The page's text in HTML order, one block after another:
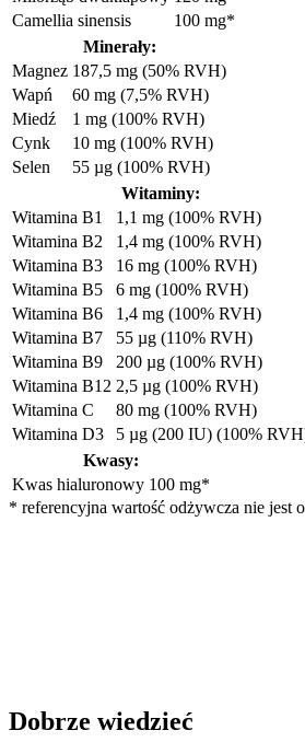
Camellia sinensis
100 mg*
Minerały:
Magnez 187,5 mg (50% RVH)
Wapń
60 mg (7,5% RVH)
Miedź
1 mg (100% RVH)
Cynk
10 mg (100% RVH)
Selen
55 µg (100% RVH)
Witaminy:
Witamina B1
1,1 mg (100% RVH)
Witamina B2
1,4 mg (100% RVH)
Witamina B3
16 mg (100% RVH)
Witamina B5
6 mg (100% RVH)
Witamina B6
1,4 mg (100% RVH)
Witamina B7
55 µg (110% RVH)
Witamina B9
200 µg (100% RVH)
Witamina B12 2,5 µg (100% RVH)
Witamina C
80 mg (100% RVH)
Witamina D3
5 µg (200 IU) (100%
Kwasy:
Kwas hialuronowy 100 mg*
* referencyjna wartość odżywcza nie jest
Dobrze wiedzieć